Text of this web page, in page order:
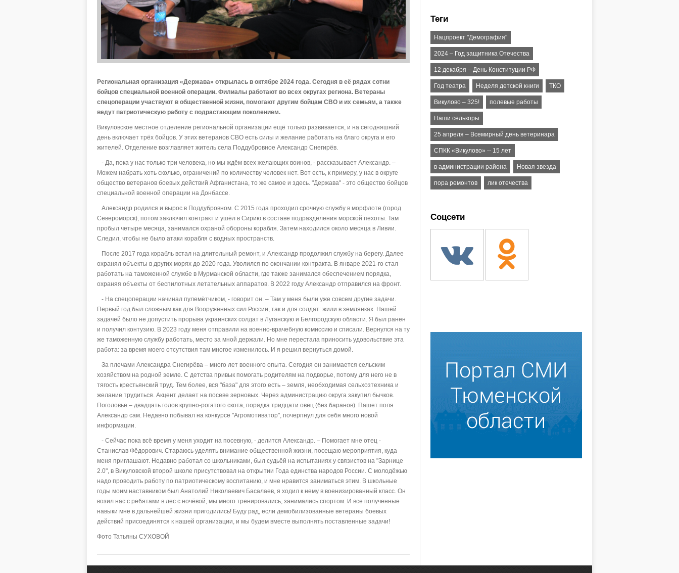
Региональная организация «Держава» открылась в октябре 2024 года. Сегодня в её рядах сотни
бойцов специальной военной операции. Филиалы работают во всех округах региона. Ветераны
спецоперации участвуют в общественной жизни, помогают другим бойцам СВО и их семьям, а также
ведут патриотическую работу с подрастающим поколением.
Викуловское местное отделение региональной организации ещё только развивается, и на сегодняшний
день включает трёх бойцов. У этих ветеранов СВО есть силы и желание работать на благо округа и его
жителей. Отделение возглавляет житель села Поддубровное Александр Снегирёв.
- Да, пока у нас только три человека, но мы ждём всех желающих воинов, - рассказывает Александр. –
Можем набрать хоть сколько, ограничений по количеству человек нет. Вот есть, к примеру, у нас в округе
общество ветеранов боевых действий Афганистана, то же самое и здесь. "Держава" - это общество бойцов
специальной военной операции на Донбассе.
Александр родился и вырос в Поддубровном. С 2015 года проходил срочную службу в морфлоте (город
Североморск), потом заключил контракт и ушёл в Сирию в составе подразделения морской пехоты. Там
пробыл четыре месяца, занимался охраной обороны корабля. Затем находился около месяца в Ливии.
Следил, чтобы не было атаки корабля с водных пространств.
После 2017 года корабль встал на длительный ремонт, и Александр продолжил службу на берегу. Далее
охранял объекты в других морях до 2020 года. Уволился по окончании контракта. В январе 2021-го стал
работать на таможенной службе в Мурманской области, где также занимался обеспечением порядка,
охраняя объекты от беспилотных летательных аппаратов. В 2022 году Александр отправился на фронт.
- На спецоперации начинал пулемётчиком, - говорит он. – Там у меня были уже совсем другие задачи.
Первый год был сложным как для Вооружённых сил России, так и для солдат: жили в землянках. Нашей
задачей было не допустить прорыва украинских солдат в Луганскую и Белгородскую области. Я был ранен
и получил контузию. В 2023 году меня отправили на военно-врачебную комиссию и списали. Вернулся на ту
же таможенную службу работать, место за мной держали. Но мне перестала приносить удовольствие эта
работа: за время моего отсутствия там многое изменилось. И я решил вернуться домой.
За плечами Александра Снегирёва – много лет военного опыта. Сегодня он занимается сельским
хозяйством на родной земле. С детства привык помогать родителям на подворье, потому для него не в
тягость крестьянский труд. Тем более, вся "база" для этого есть – земля, необходимая сельхозтехника и
желание трудиться. Акцент делает на посеве зерновых. Через администрацию округа закупил бычков.
Поголовье – двадцать голов крупно-рогатого скота, порядка тридцати овец (без баранов). Пашет поля
Александр сам. Недавно побывал на конкурсе "Агромотиватор", почерпнул для себя много новой
информации.
- Сейчас пока всё время у меня уходит на посевную, - делится Александр. – Помогает мне отец -
Станислав Фёдорович. Стараюсь уделять внимание общественной жизни, посещаю мероприятия, куда
меня приглашают. Недавно работал со школьниками, был судьёй на испытаниях у связистов на "Зарнице
2.0", в Викуловской второй школе присутствовал на открытии Года единства народов России. С молодёжью
надо проводить работу по патриотическому воспитанию, и мне нравится заниматься этим. В школьные
годы моим наставником был Анатолий Николаевич Басалаев, я ходил к нему в военизированный класс. Он
возил нас с ребятами в лес с ночёвой, мы много тренировались, занимались спортом. И все полученные
навыки мне в дальнейшей жизни пригодились! Буду рад, если демобилизованные ветераны боевых
действий присоединятся к нашей организации, и мы будем вместе выполнять поставленные задачи!
Фото Татьяны СУХОВОЙ
Теги
Нацпроект "Демография"
2024 – Год защитника Отечества
12 декабря – День Конституции РФ
Год театра Неделя детской книги ТКО
Викулово – 325! полевые работы
Наши селькоры
25 апреля – Всемирный день ветеринара
СПКК «Викулово» -- 15 лет
в администрации района Новая звезда
пора ремонтов лик отечества
Соцсети